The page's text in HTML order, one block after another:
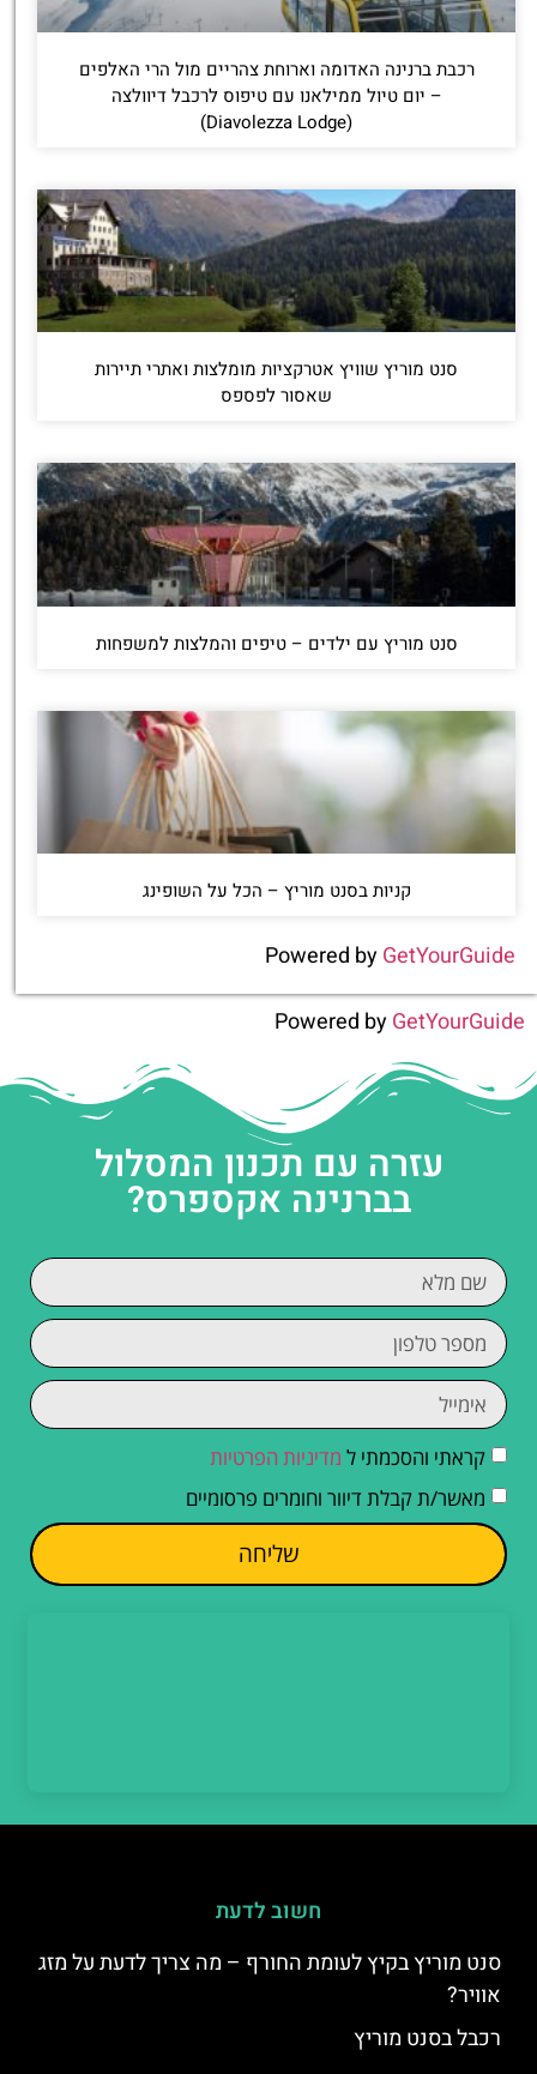
רכבת ברנינה האדומה וארוחת צהריים מול הרי האלפים
– יום טיול ממילאנו עם טיפוס לרכבל דיוולצה
(Diavolezza Lodge)
סנט מוריץ שוויץ אטרקציות מומלצות ואתרי תיירות
שאסור לפספס
סנט מוריץ עם ילדים – טיפים והמלצות למשפחות
קניות בסנט מוריץ – הכל על השופינג
Powered byGetYourGuide
Powered byGetYourGuide
עזרה עם תכנון המסלול
בברנינה אקספרס?
קראתי והסכמתי ל מדיניות הפרטיות
מאשר/ת קבלת דיוור וחומרים פרסומיים
שליחה
חשוב לדעת
סנט מוריץ בקיץ לעומת החורף – מה צריך לדעת על מזג
אוויר?
רכבל בסנט מוריץ